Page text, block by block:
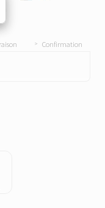
Confirmation